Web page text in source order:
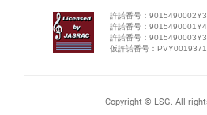
許諾番号：
許諾番号：
許諾番号：
仮許諾番号：
Copyright © LSG. All